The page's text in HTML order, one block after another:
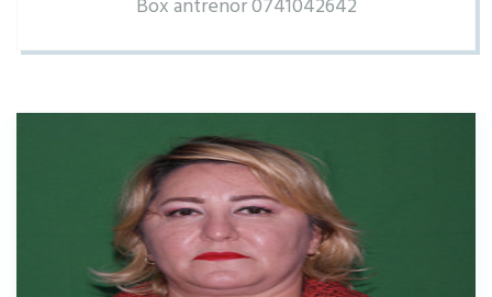
Box antrenor 0741042642